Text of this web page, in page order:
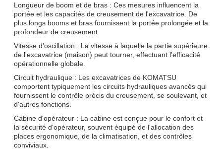
Longueur de boom et de bras : Ces mesures influencent la
portée et les capacités de creusement de l'excavatrice. De
plus longs booms et bras fournissent la portée prolongée et la
profondeur de creusement.
Vitesse d'oscillation : La vitesse à laquelle la partie supérieure
de l'excavatrice (maison) peut tourner, effectuant l'efficacité
opérationnelle globale.
Circuit hydraulique : Les excavatrices de KOMATSU
comportent typiquement les circuits hydrauliques avancés qui
fournissent le contrôle précis du creusement, se soulevant, et
d'autres fonctions.
Cabine d'opérateur : La cabine est conçue pour le confort et
la sécurité d'opérateur, souvent équipé de l'allocation des
places ergonomique, de la climatisation, et des contrôles
conviviaux.